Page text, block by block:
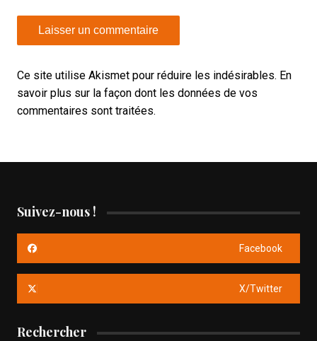
Ce site utilise Akismet pour réduire les indésirables. En
savoir plus sur la façon dont les données de vos
commentaires sont traitées.
Suivez-nous !
Facebook
X/Twitter
Rechercher